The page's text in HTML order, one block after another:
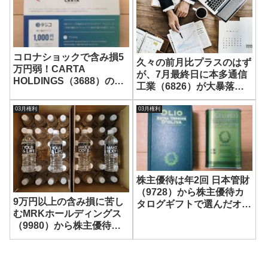
コロナショックで含み損5
万円弱！CARTA
HOLDINGS（3688）の株
が到着！Amazonギフト券
と交換します！
久々の前月比プラスのはず
が、7月最終日に本多通信
工業（6826）が大暴落で
一気にマイナスへ（泣）繰
上返済資金での7月投資成
03月権利
9万円以上の含み損に苦し
むMRKホールディングス
（9980）から株主優待の
RIZAPウォーター96本が
03月権利
株主優待は年2回 日本管財
（9728）から株主優待カ
タログギフトで選んだオリ